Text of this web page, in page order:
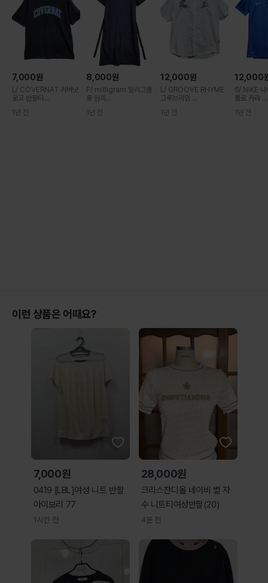
7,000원
L/ COVERNAT 커버낫
로고 반팔티...
1년 전
8,000원
F/ milligram 밀리그램
롱 원피...
1년 전
12,000원
L/ GROOVE RHYME
그루브라임 ...
1년 전
12,000
S/ NIKE 나
폴로 카라 ...
1년 전
이런 상품은 어때요?
7,000원
0419 [LBL]여성 니트 반팔
아이보리 77
1시간 전
28,000원
크리스찬디올 네이비 별 자
수 니트티여성반팔(20)
4분 전